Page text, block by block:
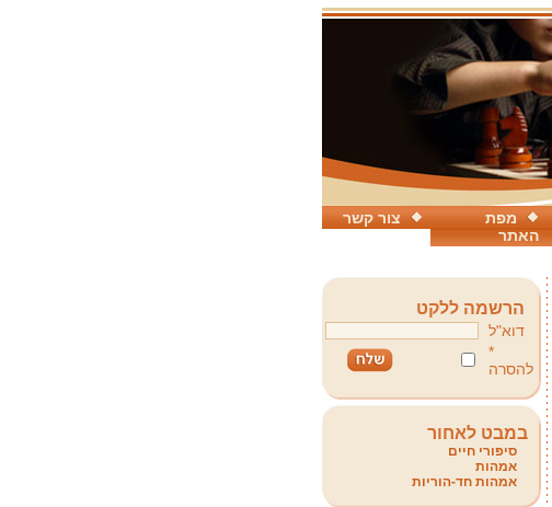
צור קשר
מפת
האתר
הרשמה ללקט
דוא"ל
*
להסרה
במבט לאחור
סיפורי חיים
אמהות
אמהות חד-הוריות